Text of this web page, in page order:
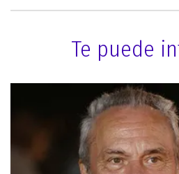
Te puede